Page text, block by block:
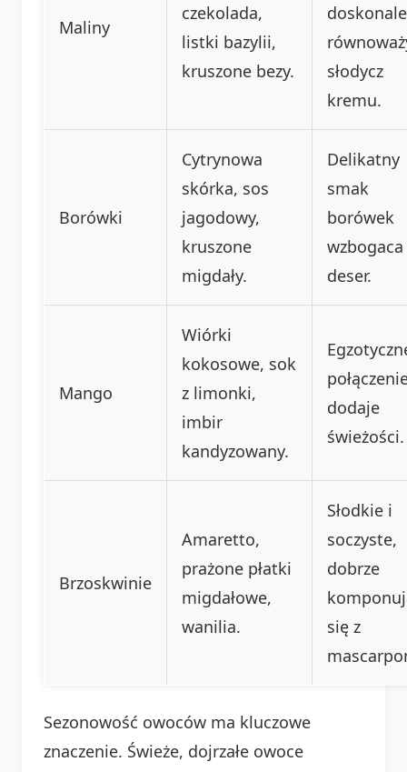
Maliny
czekolada,
listki bazylii,
kruszone bezy.
doskonale
słodycz
kremu.
Borówki
Cytrynowa
skórka, sos
jagodowy,
kruszone
migdały.
Delikatny
smak
borówek
wzbogaca
deser.
Mango
Wiórki
kokosowe, sok
z limonki,
imbir
kandyzowany.
dodaje
świeżości.
Brzoskwinie
Amaretto,
prażone płatki
migdałowe,
wanilia.
Słodkie i
soczyste,
dobrze
się z
Sezonowość owoców ma kluczowe
znaczenie. Świeże, dojrzałe owoce